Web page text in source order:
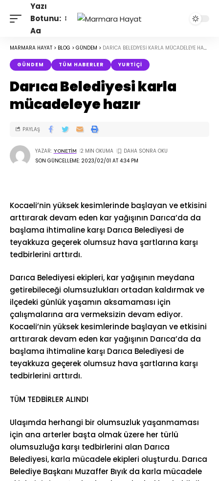
Yazı
Botunu:
Aa
MARMARA HAYAT > BLOG > GÜNDEM > DARICA BELEDIYESI KARLA MÜCADELEYE HAZIR
GÜNDEM TÜM HABERLER YURTIÇI
Darıca Belediyesi karla
mücadeleye hazır
SON GÜNCELLEME: 2023/02/01 AT 4:34 PM
YAZAR: YONETIM 2 MIN OKUMA
PAYLAŞ
Kocaeli’nin yüksek kesimlerinde başlayan ve etkisini
arttırarak devam eden kar yağışının Darıca’da da
başlama ihtimaline karşı Darıca Belediyesi de
teyakkuza geçerek olumsuz hava şartlarına karşı
tedbirlerini arttırdı.
Darıca Belediyesi ekipleri, kar yağışının meydana
getirebileceği olumsuzlukları ortadan kaldırmak ve
ilçedeki günlük yaşamın aksamaması için
çalışmalarına ara vermeksizin devam ediyor.
Kocaeli’nin yüksek kesimlerinde başlayan ve etkisini
arttırarak devam eden kar yağışının Darıca’da da
başlama ihtimaline karşı Darıca Belediyesi de
teyakkuza geçerek olumsuz hava şartlarına karşı
tedbirlerini arttırdı.
TÜM TEDBİRLER ALINDI
Ulaşımda herhangi bir olumsuzluk yaşanmaması
için ana arterler başta olmak üzere her türlü
olumsuzluğa karşı tedbirlerini alan Darıca
Belediyesi, karla mücadele ekipleri oluşturdu. Darıca
Belediye Başkanı Muzaffer Bıyık da karla mücadele